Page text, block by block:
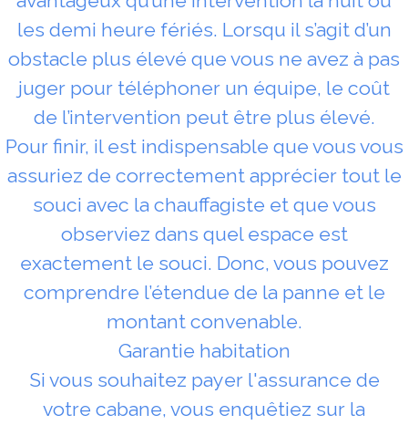
les demi heure fériés. Lorsqu il s’agit d’un
obstacle plus élevé que vous ne avez à pas
juger pour téléphoner un équipe, le coût
de l’intervention peut être plus élevé.
Pour finir, il est indispensable que vous vous
assuriez de correctement apprécier tout le
souci avec la chauffagiste et que vous
observiez dans quel espace est
exactement le souci. Donc, vous pouvez
comprendre l’étendue de la panne et le
montant convenable.
Garantie habitation
Si vous souhaitez payer l'assurance de
votre cabane, vous enquêtiez sur la